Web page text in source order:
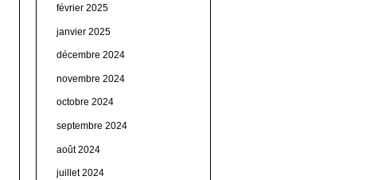
février 2025
janvier 2025
décembre 2024
novembre 2024
octobre 2024
septembre 2024
août 2024
juillet 2024